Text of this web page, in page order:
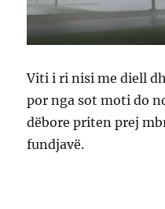
Viti i ri nisi me diell
por nga sot moti do
dëbore priten prej
fundjavë.